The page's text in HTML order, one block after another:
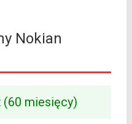
Nokian
(60 miesięcy)